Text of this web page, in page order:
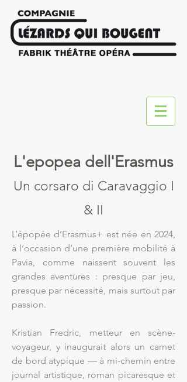
L'epopea dell'Erasmus
Un corsaro di Caravaggio I
& II
L’épopée d’Erasmus+ est née en 2024,
à l’occasion d’une première mobilité à
Pavia, comme naissent souvent les
grandes aventures : presque par jeu,
presque par nécessité, mais surtout par
passion.
Kristian Fredric, metteur en scène-
voyageur, y inaugurait alors un carnet
de bord atypique — à mi-chemin entre
journal artistique, roman picaresque et